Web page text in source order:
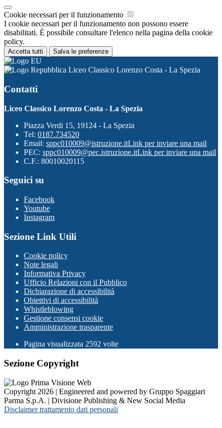
Cookie necessari per il funzionamento
I cookie necessari per il funzionamento non possono essere
disabilitati. È possibile consultare l'elenco nella pagina della cookie
policy.
Accetta tutti Salva le preferenze
Liceo Classico Lorenzo Costa - La Spezia
Contatti
Liceo Classico Lorenzo Costa - La Spezia
Piazza Verdi 15, 19124 - La Spezia
Tel: 0187.734520
Email: sppc010009@istruzione.itLink per inviare una mail
PEC: sppc010009@pec.istruzione.itLink per inviare una mail
C.F.: 80010020115
Seguici su
Facebook
Youtube
Instagram
Sezione Link Utili
Cookie policy
Note legali
Informativa Privacy
Ufficio Relazioni con il Pubblico
Dichiarazione di accessibilità
Obiettivi di accessibilità
Whistleblowing
Gestione consensi cookie
Amministrazione trasparente
Pagina visualizzata 2592 volte
Sezione Copyright
Copyright 2026 | Engineered and powered by Gruppo Spaggiari
Parma S.p.A. | Divisione Publishing & New Social Media
Disclaimer trattamento dati personali